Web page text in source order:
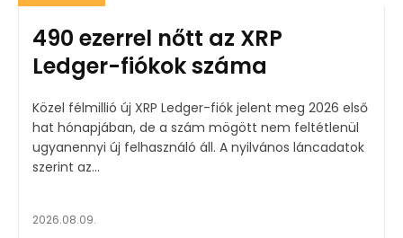
490 ezerrel nőtt az XRP
Ledger-fiókok száma
Közel félmillió új XRP Ledger-fiók jelent meg 2026 első
hat hónapjában, de a szám mögött nem feltétlenül
ugyanennyi új felhasználó áll. A nyilvános láncadatok
szerint az...
2026.08.09.